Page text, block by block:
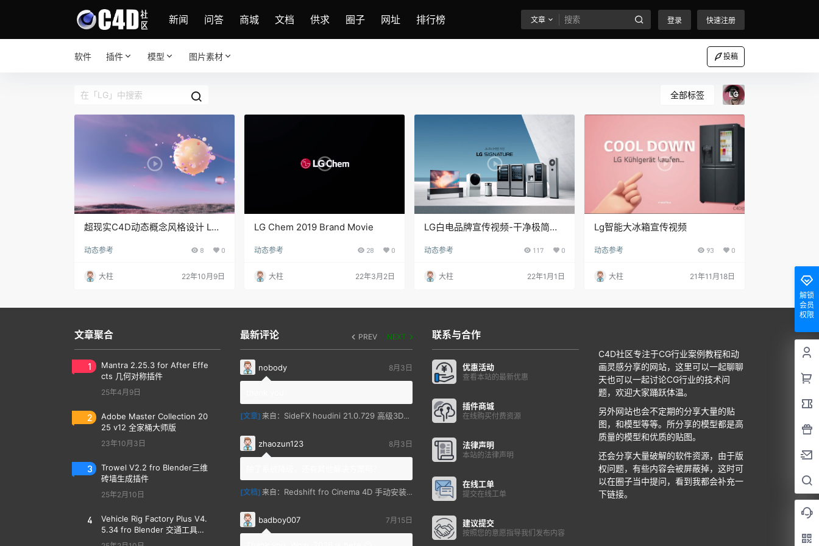
新闻 问答 商城 文档 供求 圈子 网址 排行榜 文章 登录 快速注册
软件 插件 模型 图片素材 投稿
全部标签 LG
超现实C4D动态概念风格设计 LG
动态参考 8 0
大柱 22年10月9日
LG Chem 2019 Brand Movie
动态参考 28 0
大柱 22年3月2日
LG白电品牌宣传视频-干净极简空
动态参考 117 0
大柱 22年1月1日
Lg智能大冰箱宣传视频
动态参考 93 0
大柱 21年11月18日
解锁
会员
权限
文章聚合
1
Mantra 2.25.3 for After Effe
cts 几何对称插件
25年4月9日
2
Adobe Master Collection 20
25 v12 全家桶大师版
23年10月3日
3
Trowel V2.2 fro Blender三维
砖墙生成插件
25年2月10日
4
Vehicle Rig Factory Plus V4.
5.34 fro Blender 交通工具汽
车绑定插件
最新评论 PREV NEXT
nobody 8月3日
[文章] 来自： SideFX houdini 21.0.729 高级3D特效软件
zhaozun123 8月3日
[文档] 来自： Redshift fro Cinema 4D 手动安装教程
badboy007 7月15日
联系与合作
优惠活动
查看本站的最新优惠
插件商城
在线购买付费资源
法律声明
本站的法律声明
在线工单
提交在线工单
建议提交
按照您的意愿指导我们发布内容
C4D社区专注于CG行业案例教程和动
画灵感分享的网站，这里可以一起聊聊
天也可以一起讨论CG行业的技术问
题，欢迎大家踊跃体温。
另外网站也会不定期的分享大量的贴
图，和模型等等。所分享的模型都是高
质量的模型和优质的贴图。
还会分享大量破解的软件资源，由于版
权问题，有些内容会被屏蔽掉，这时可
以在圈子当中提问，看到我都会补充一
下链接。